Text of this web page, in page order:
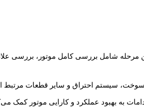
شامل بررسی کامل موتور، بررسی
سیستم احتراق و سایر قطعات
به بهبود عملکرد و کارایی موتور کمک